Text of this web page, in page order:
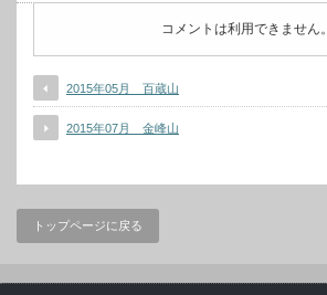
コメントは利用できません。
2015年05月 百蔵山
2015年07月 金峰山
トップページに戻る